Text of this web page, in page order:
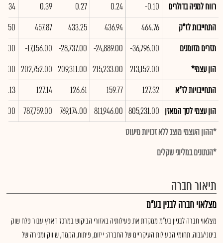
רווח למניה בדולרים
-0.10
0.24
0.27
0.39
0.34
התחייבות לז"ק
464.76
436.94
433.25
457.87
תזרים מזומנים
-36,796.00
-24,889.00
-28,737.00
-17,156.00
הון עצמי*
213,152.00
215,233.00
209,311.00
202,752.00
התחייבויות לז"א
127.32
159.77
126.61
127.14
הון עצמי לסך המאזן 805,231.00
811,946.00
769,174.00
787,759.00
*ההון העצמי מוצג ללא זכויות מיעוט
*הנתונים במליוני שקלים
תיאור חברה
מצלאוי חברה לבנין בע"מ
מצלאוי חברה לבניין בע"מ ממקדת את פעילותיה באזורי הביקוש במרכז הארץ עבור פלח שוק
בינוני/גבוה. תחומי הפעילות העיקריים של החברה: ייזום, פיתוח, הקמה, שיווק ומכירה של